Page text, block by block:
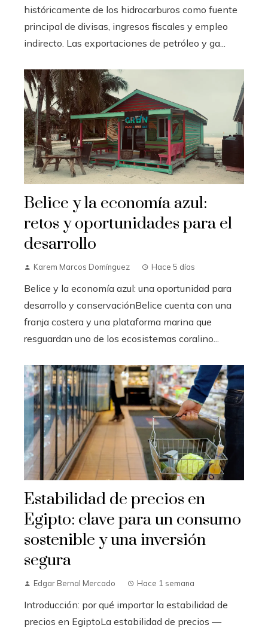
históricamente de los hidrocarburos como fuente
principal de divisas, ingresos fiscales y empleo
indirecto. Las exportaciones de petróleo y ga...
Belice y la economía azul:
retos y oportunidades para el
desarrollo
Karem Marcos Domínguez Hace 5 días
Belice y la economía azul: una oportunidad para
desarrollo y conservaciónBelice cuenta con una
franja costera y una plataforma marina que
resguardan uno de los ecosistemas coralino...
Estabilidad de precios en
Egipto: clave para un consumo
sostenible y una inversión
segura
Edgar Bernal Mercado Hace 1 semana
Introducción: por qué importar la estabilidad de
precios en EgiptoLa estabilidad de precios —